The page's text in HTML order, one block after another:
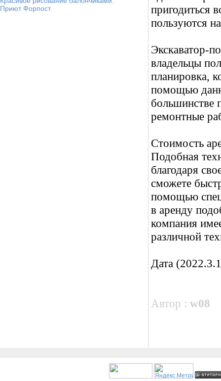
Приют Форпост
пригодиться
пользуются
Экскаватор-
владельцы
планировка,
помощью
большинстве
ремонтные
Стоимость
Подобная
благодаря
сможете
помощью
в аренду
компания
различной
Дата
Автор : w08